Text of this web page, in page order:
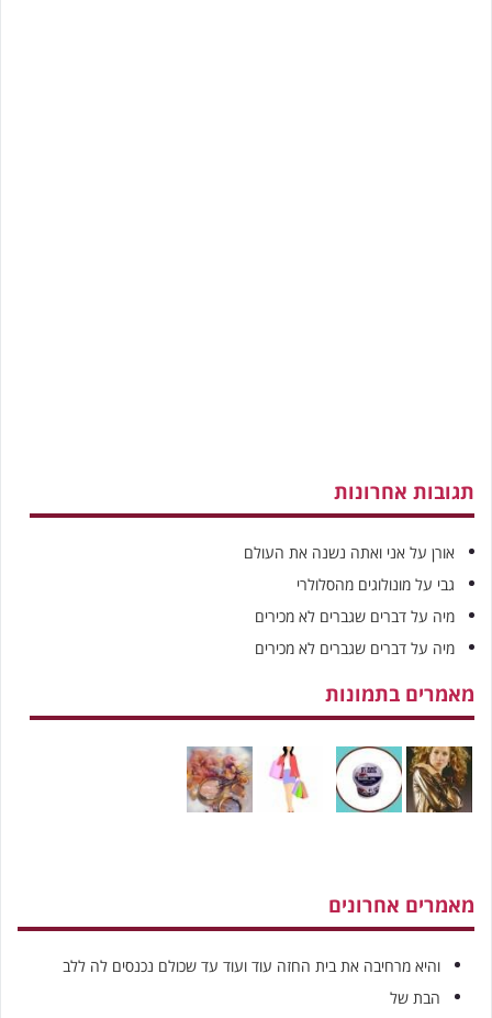
מאמרים אחרונים
והיא מרחיבה את בית החזה עוד ועוד עד שכולם נכנסים לה ללב
הבת של
תגובות אחרונות
אורן על אני ואתה נשנה את העולם
גבי על מונולוגים מהסלולרי
מיה על דברים שגברים לא מכירים
מיה על דברים שגברים לא מכירים
מאמרים בתמונות